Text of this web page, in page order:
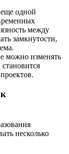
одной
между
замкнутости,
можно изменять
несколько